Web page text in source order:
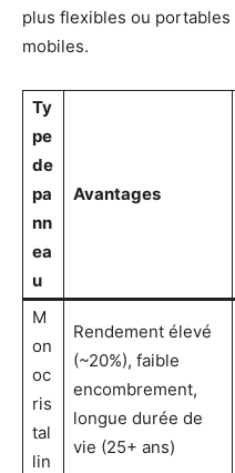
plus flexibles ou
mobiles.
Ty
pe
de
pa
nn
ea
u
Avantages
M
on
oc
ris
tal
lin
Rendement élevé
(~20%), faible
encombrement,
longue durée de
vie (25+ ans)